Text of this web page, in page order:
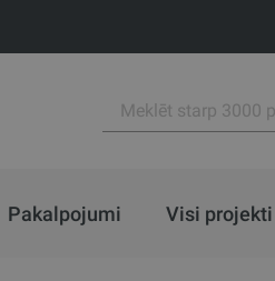
Pakalpojumi Visi projekti